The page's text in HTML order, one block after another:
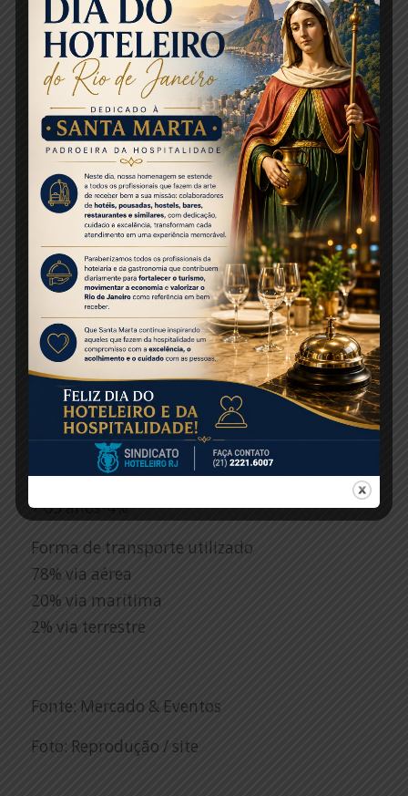
22%Nível fundamental
Pontos Negativos
36% população de rua
27% Ambulantes
18% Preços
13%Informação Turistica
6% banheiros públicos
Pontos Positivos
33%Prestação de Serviço
25% segurança em áreas turísticas
20% população hospitaleira
13% metro
8% Uber
Faixa Etária
18/27 anos-29%
28/48 anos-42%
49/65 anos-25%
+ 65 anos-4%
Forma de transporte utilizado
78% via aérea
20% via marítima
2% via terrestre
Fonte: Mercado & Eventos
Foto: Reprodução / site